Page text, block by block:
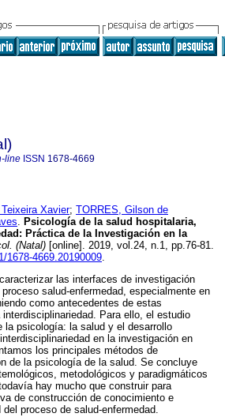
line ISSN 1678-4669
Xavier; TORRES, Gilson de
. Psicología de la salud hospitalaria,
Práctica de la Investigación en la
(Natal) [online]. 2019, vol.24, n.1, pp.76-81.
1678-4669.20190009.
las interfaces de investigación
salud-enfermedad, especialmente en
como antecedentes de estas
Para ello, el estudio
psicología: la salud y el desarrollo
en la investigación en
los principales métodos de
de la psicología de la salud. Se concluye
metodológicos y paradigmáticos
hay mucho que construir para
de construcción de conocimiento e
proceso de salud-enfermedad.